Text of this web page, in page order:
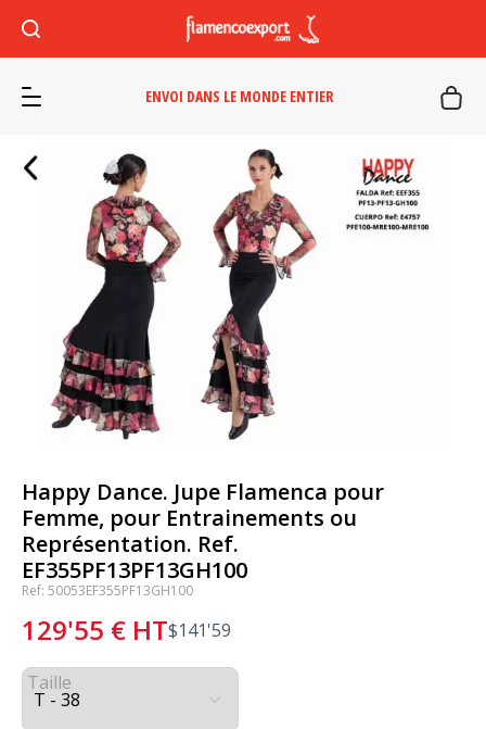
ENVOI DANS LE MONDE ENTIER
Happy Dance. Jupe Flamenca pour
Femme, pour Entrainements ou
Représentation. Ref.
EF355PF13PF13GH100
Ref: 50053EF355PF13GH100
129'55 € HT$141'59
Taille